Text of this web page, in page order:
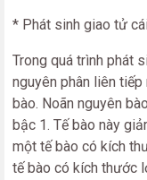
* Phát sinh giao tử
Trong quá trình phát
nguyên phân liên tiếp
bào. Noãn nguyên
bậc 1. Tế bào này
một tế bào có kích
tế bào có kích thước